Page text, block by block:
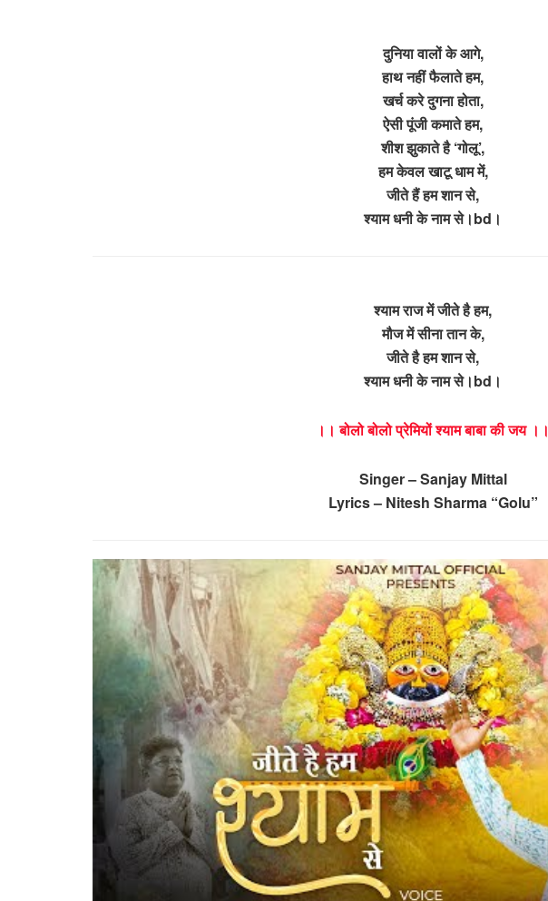
दुनिया वालों के आगे,
हाथ नहीं फैलाते हम,
खर्च करे दुगना होता,
ऐसी पूंजी कमाते हम,
शीश झुकाते है ‘गोलू’,
हम केवल खाटू धाम में,
जीते हैं हम शान से,
श्याम धनी के नाम से।bd।
श्याम राज में जीते है हम,
मौज में सीना तान के,
जीते है हम शान से,
श्याम धनी के नाम से।bd।
।। बोलो बोलो प्रेमियों श्याम बाबा की जय ।।
Singer – Sanjay Mittal
Lyrics – Nitesh Sharma “Golu”